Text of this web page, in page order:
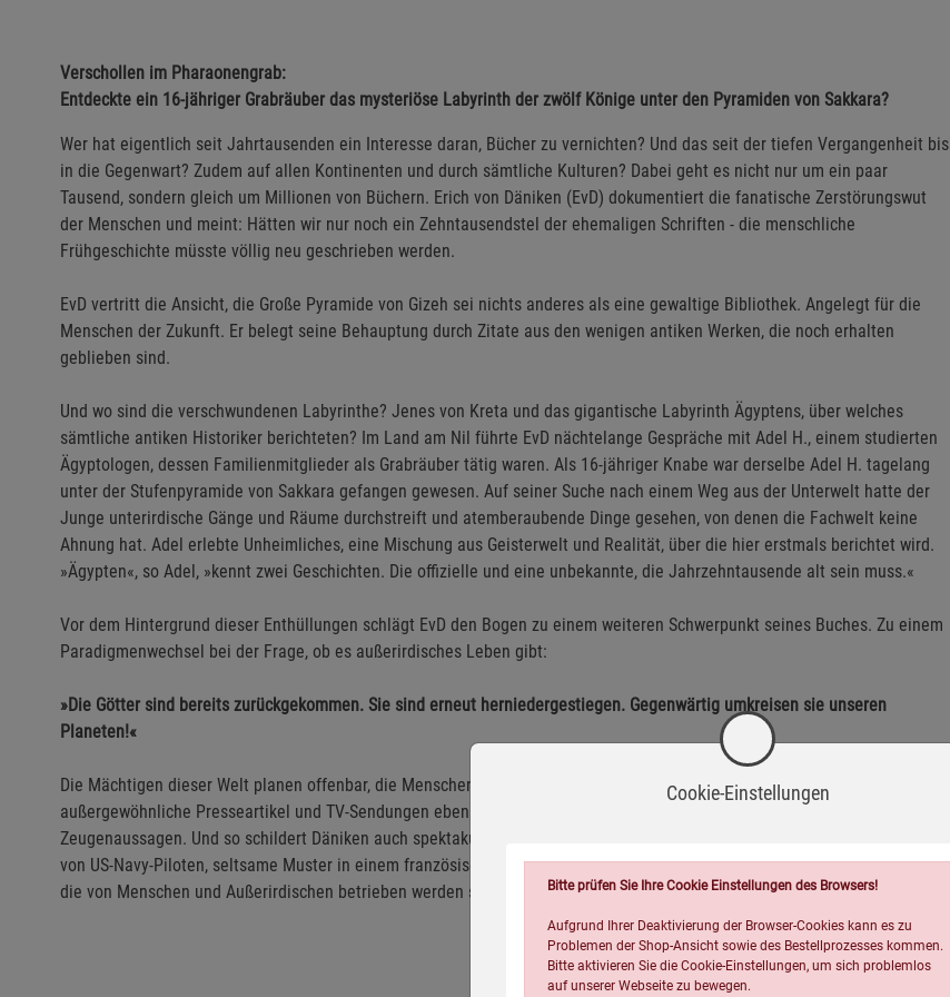
Verschollen im Pharaonengrab:
Entdeckte ein 16-jähriger Grabräuber das mysteriöse Labyrinth der zwölf Könige unter den Pyramiden von Sakkara?
Wer hat eigentlich seit Jahrtausenden ein Interesse daran, Bücher zu vernichten? Und das seit der tiefen Vergangenheit bis
in die Gegenwart? Zudem auf allen Kontinenten und durch sämtliche Kulturen? Dabei geht es nicht nur um ein paar
Tausend, sondern gleich um Millionen von Büchern. Erich von Däniken (EvD) dokumentiert die fanatische Zerstörungswut
der Menschen und meint: Hätten wir nur noch ein Zehntausendstel der ehemaligen Schriften - die menschliche
Frühgeschichte müsste völlig neu geschrieben werden.
EvD vertritt die Ansicht, die Große Pyramide von Gizeh sei nichts anderes als eine gewaltige Bibliothek. Angelegt für die
Menschen der Zukunft. Er belegt seine Behauptung durch Zitate aus den wenigen antiken Werken, die noch erhalten
geblieben sind.
Und wo sind die verschwundenen Labyrinthe? Jenes von Kreta und das gigantische Labyrinth Ägyptens, über welches
sämtliche antiken Historiker berichteten? Im Land am Nil führte EvD nächtelange Gespräche mit Adel H., einem studierten
Ägyptologen, dessen Familienmitglieder als Grabräuber tätig waren. Als 16-jähriger Knabe war derselbe Adel H. tagelang
unter der Stufenpyramide von Sakkara gefangen gewesen. Auf seiner Suche nach einem Weg aus der Unterwelt hatte der
Junge unterirdische Gänge und Räume durchstreift und atemberaubende Dinge gesehen, von denen die Fachwelt keine
Ahnung hat. Adel erlebte Unheimliches, eine Mischung aus Geisterwelt und Realität, über die hier erstmals berichtet wird.
»Ägypten«, so Adel, »kennt zwei Geschichten. Die offizielle und eine unbekannte, die Jahrzehntausende alt sein muss.«
Vor dem Hintergrund dieser Enthüllungen schlägt EvD den Bogen zu einem weiteren Schwerpunkt seines Buches. Zu einem
Paradigmenwechsel bei der Frage, ob es außerirdisches Leben gibt:
»Die Götter sind bereits zurückgekommen. Sie sind erneut herniedergestiegen. Gegenwärtig umkreisen sie unseren
Planeten!«
Die Mächtigen dieser Welt planen offenbar, die Menschen schrittweise auf einen Kontakt vorzubereiten. Darauf deuten
außergewöhnliche Presseartikel und TV-Sendungen ebenso hin wie aktuelle UFO-Sichtungen und aufsehenerregende
Zeugenaussagen. Und so schildert Däniken auch spektakuläre Vorfälle aus dem Jahr 2019: zum Beispiel die UFO-Erlebnisse
von US-Navy-Piloten, seltsame Muster in einem französischen Kornfeld oder Hinweise auf eine Flugbasis in der Antarktis,
die von Menschen und Außerirdischen betrieben werden soll.
Cookie-Einstellungen
Bitte prüfen Sie Ihre Cookie Einstellungen des Browsers!
Aufgrund Ihrer Deaktivierung der Browser-Cookies kann es zu
Problemen der Shop-Ansicht sowie des Bestellprozesses kommen.
Bitte aktivieren Sie die Cookie-Einstellungen, um sich problemlos
auf unserer Webseite zu bewegen.